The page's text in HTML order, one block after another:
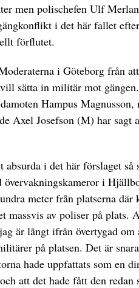
men polischefen Ulf
i det här fallet
förflutet.
i Göteborg från
sätta in militär mot
Hampus Magnusson,
Axel Josefson (M) har sagt
absurda i det här förslaget så
övervakningskameror i
meter från platserna
massvis av poliser på plats.
är långt ifrån övertygad om
på platsen. Det är
hade uppfattats som en
att det hade fått den redan